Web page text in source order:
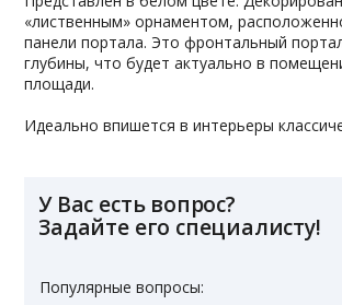
«лиственным» орнаментом,
панели портала. Это фронтальный
глубины, что будет актуально в
площади.
Идеально впишется в интерьеры
У Вас есть вопрос?
Задайте его специалисту!
Популярные вопросы: